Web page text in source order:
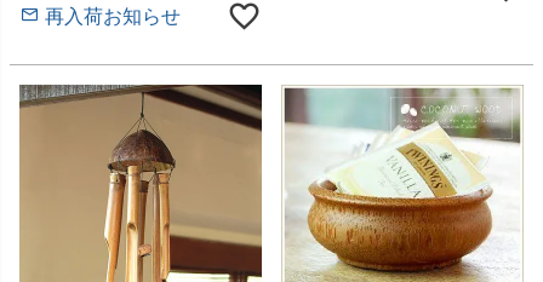
再入荷お知らせ